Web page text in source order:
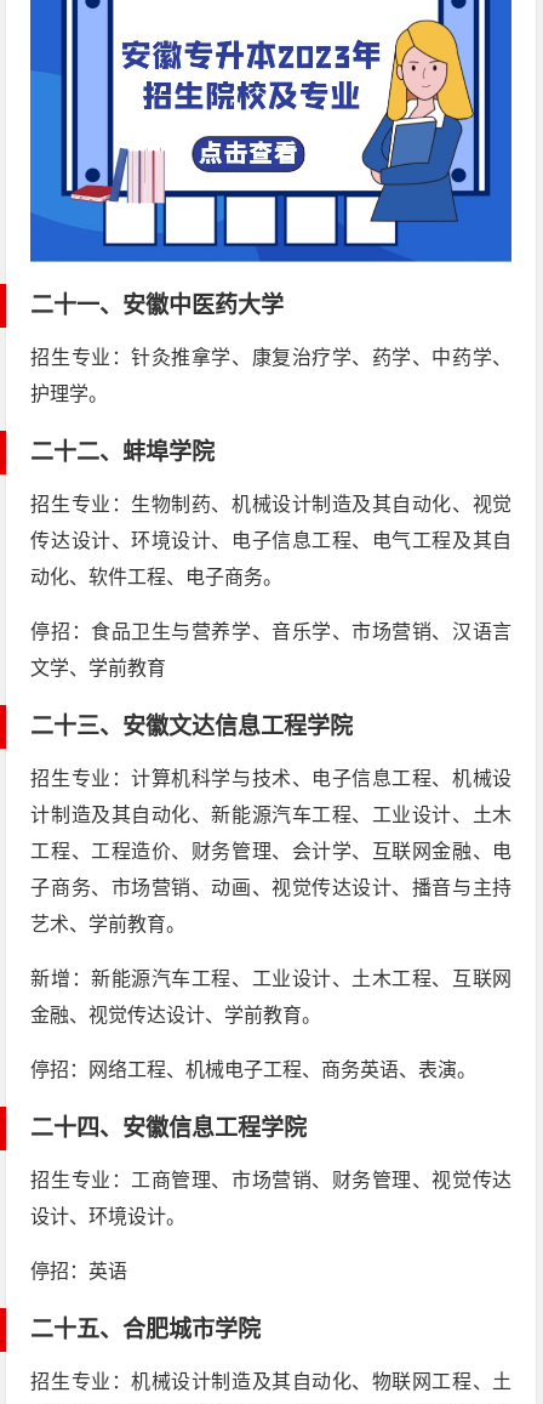
二十一、 安徽中医药大学
招生专业：针灸推拿学、康复治疗学、药学、中药学、
护理学。
二十二、蚌埠学院
招生专业：生物制药、机械设计制造及其自动化、视觉
传达设计、环境设计、电子信息工程、电气工程及其自
动化、软件工程、电子商务。
停招：食品卫生与营养学、音乐学、市场营销、汉语言
文学、学前教育
二十三、 安徽文达信息工程学院
招生专业：计算机科学与技术、电子信息工程、机械设
计制造及其自动化、新能源汽车工程、工业设计、土木
工程、工程造价、财务管理、会计学、互联网金融、电
子商务、市场营销、动画、视觉传达设计、播音与主持
艺术、学前教育。
新增：新能源汽车工程、工业设计、土木工程、互联网
金融、视觉传达设计、学前教育。
停招：网络工程、机械电子工程、商务英语、表演。
二十四、 安徽信息工程学院
招生专业：工商管理、市场营销、财务管理、视觉传达
设计、环境设计。
停招：英语
二十五、合肥城市学院
招生专业：机械设计制造及其自动化、物联网工程、土